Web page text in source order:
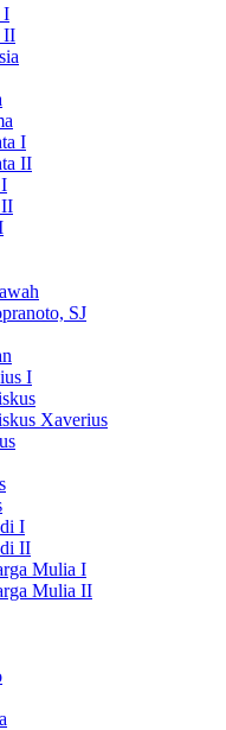
I
II
I
II
SJ
I
Xaverius
I
II
Mulia I
Mulia II